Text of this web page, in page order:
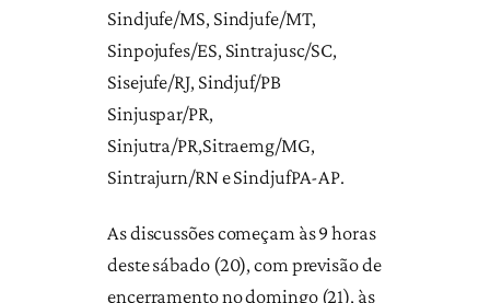
Sindjufe/MS, Sindjufe/MT,
Sinpojufes/ES, Sintrajusc/SC,
Sisejufe/RJ, Sindjuf/PB
Sinjuspar/PR,
Sinjutra/PR,Sitraemg/MG,
Sintrajurn/RN e SindjufPA-AP.
As discussões começam às 9 horas
deste sábado (20), com previsão de
encerramento no domingo (21), às